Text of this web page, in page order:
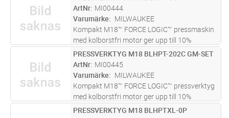
Smal design för smidig användning i trånga
utrymmen. REDLINK™ elektronik med öve
mer
ArtNr MI00444
Varumärke
MILWAUKEE
Kompakt M18™ FORCE LOGIC™ pressmaskin
med kolborstfri motor ger upp till 10%
snabbare kapning och 20% längre drifttid.
Smal design för smidig användning i trånga
utrymmen. REDLINK™ elektronik med öve
mer
ST Lägg i kundvagn
PRESSVERKTYG M18 BLHPT-202C GM-SET
ArtNr MI00445
Varumärke
MILWAUKEE
Kompakt M18™ FORCE LOGIC™ pressverktyg
med kolborstfri motor ger upp till 10%
snabbare pressning och 20% längre drifttid.
ST Lägg i kundvagn
PRESSVERKTYG M18 BLHPTXL-0P